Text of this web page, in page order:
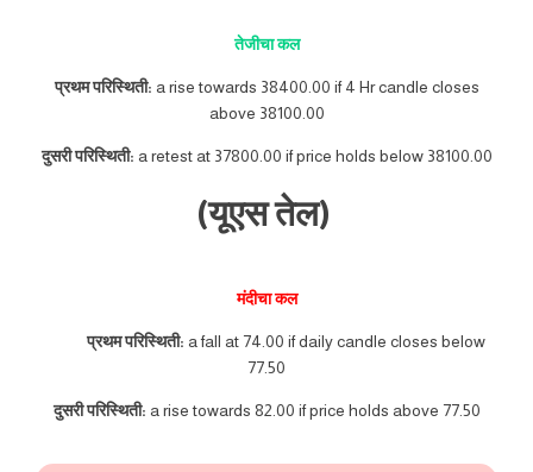
तेजीचा कल
प्रथम परिस्थिती: a rise towards 38400.00 if 4 Hr candle closes
above 38100.00
दुसरी परिस्थिती: a retest at 37800.00 if price holds below 38100.00
(यूएस तेल)
मंदीचा कल
प्रथम परिस्थिती: a fall at 74.00 if daily candle closes below
77.50
दुसरी परिस्थिती: a rise towards 82.00 if price holds above 77.50